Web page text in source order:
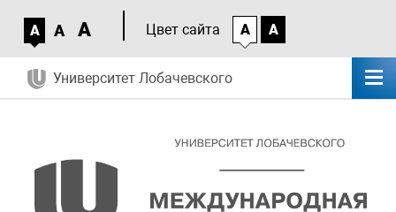
A A A Цвет сайта A A
Университет Лобачевского